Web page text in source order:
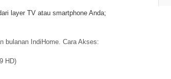
layer TV atau smartphone Anda;
bulanan IndiHome. Cara Akses:
HD)